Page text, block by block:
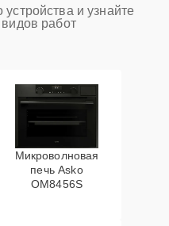
и узнайте
работ
Микроволновая
печь Asko
OM8456S